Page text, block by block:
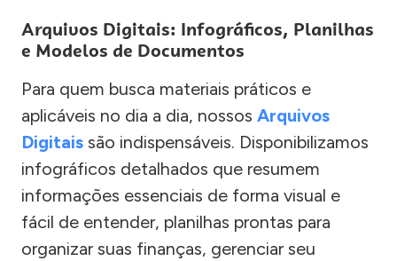
Arquivos Digitais: Infográficos, Planilhas
e Modelos de Documentos
Para quem busca materiais práticos e
aplicáveis no dia a dia, nossos Arquivos
Digitais são indispensáveis. Disponibilizamos
infográficos detalhados que resumem
informações essenciais de forma visual e
fácil de entender, planilhas prontas para
organizar suas finanças, gerenciar seu